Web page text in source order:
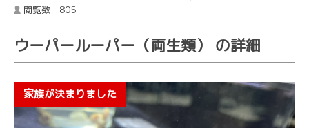
閲覧数 805
ウーパールーパー（両生類） の詳細